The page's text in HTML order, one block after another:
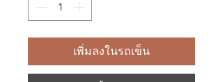
เพิ่มลงในรถเข็น